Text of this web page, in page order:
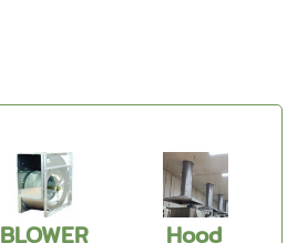
BLOWER
Hood